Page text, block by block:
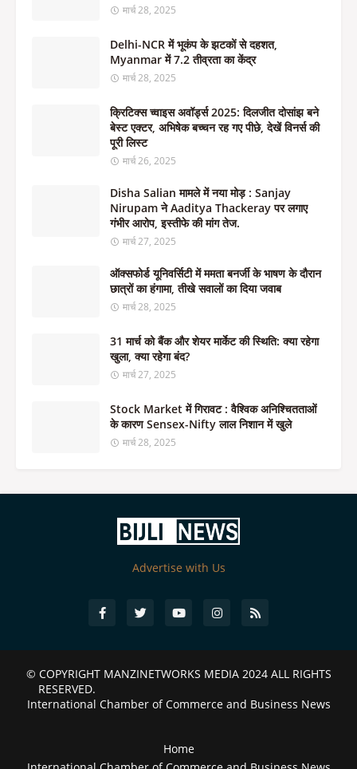
मार्च 28, 2025
Delhi-NCR में भूकंप के झटकों से दहशत,
Myanmar में 7.2 तीव्रता का केंद्र
मार्च 28, 2025
क्रिटिक्स च्वाइस अवॉर्ड्स 2025: दिलजीत दोसांझ बने
बेस्ट एक्टर, अभिषेक बच्चन रह गए पीछे, देखें विनर्स की
पूरी लिस्ट
मार्च 26, 2025
Disha Salian मामले में नया मोड़ : Sanjay
Nirupam ने Aaditya Thackeray पर लगाए
गंभीर आरोप, इस्तीफे की मांग तेज.
मार्च 27, 2025
ऑक्सफोर्ड यूनिवर्सिटी में ममता बनर्जी के भाषण के दौरान
छात्रों का हंगामा, तीखे सवालों का दिया जवाब
मार्च 28, 2025
31 मार्च को बैंक और शेयर मार्केट की स्थिति: क्या रहेगा
खुला, क्या रहेगा बंद?
मार्च 27, 2025
Stock Market में गिरावट : वैश्विक अनिश्चितताओं
के कारण Sensex-Nifty लाल निशान में खुले
मार्च 28, 2025
Advertise with Us
© COPYRIGHT MANZINETWORKS MEDIA 2024ALL RIGHTS
RESERVED.
International Chamber of Commerce and Business News
Home